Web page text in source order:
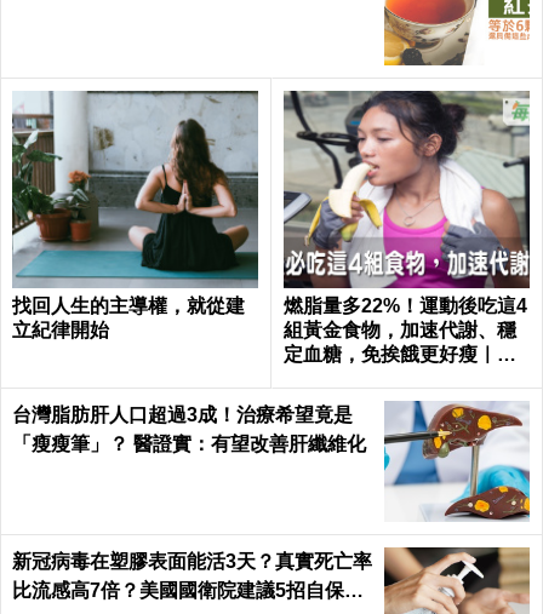
找回人生的主導權，就從建
立紀律開始
燃脂量多22%！運動後吃這4
組黃金食物，加速代謝、穩
定血糖，免挨餓更好瘦｜每
台灣脂肪肝人口超過3成！治療希望竟是
「瘦瘦筆」？ 醫證實：有望改善肝纖維化
新冠病毒在塑膠表面能活3天？真實死亡率
比流感高7倍？美國國衛院建議5招自保防